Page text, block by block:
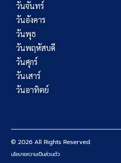
วันจันทร์
วันอังคาร
วันพุธ
วันพฤหัสบดี
วันศุกร์
วันเสาร์
วันอาทิตย์
© 2026 All Rights Reserved.
นโยบายความเป็นส่วนตัว